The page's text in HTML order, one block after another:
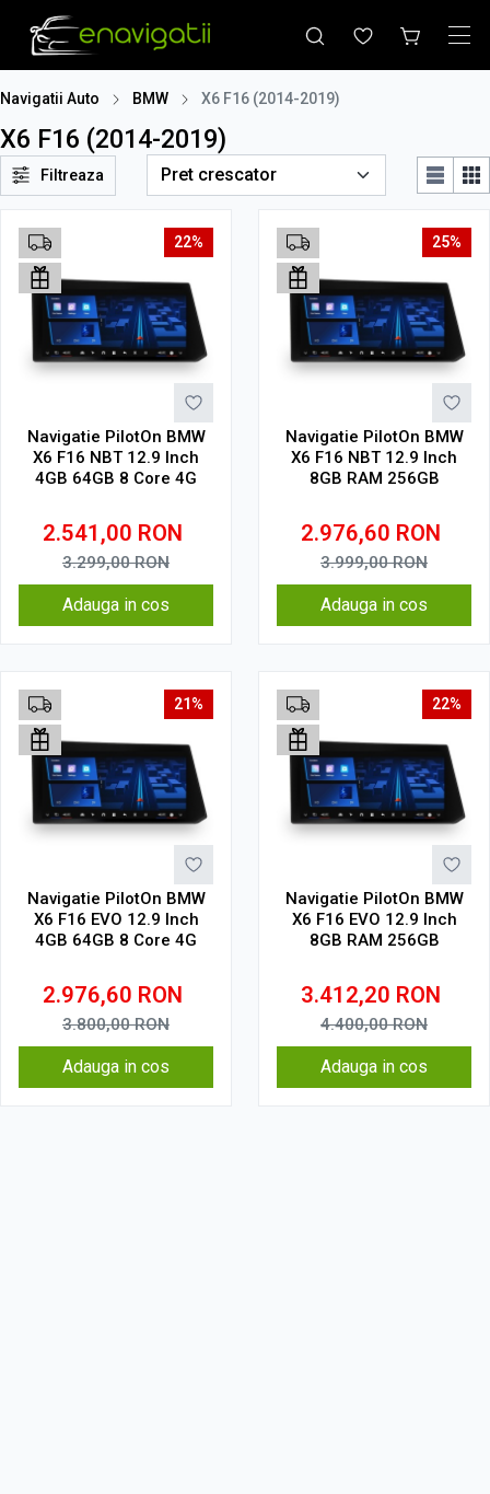
Navigatii Auto BMW X6 F16 (2014-2019)
X6 F16 (2014-2019)
Filtreaza
22%
Navigatie PilotOn BMW
X6 F16 NBT 12.9 Inch
4GB 64GB 8 Core 4G
2.541,00 RON
3.299,00RON
Adauga in cos
25%
Navigatie PilotOn BMW
X6 F16 NBT 12.9 Inch
8GB RAM 256GB
2.976,60 RON
3.999,00RON
Adauga in cos
21%
Navigatie PilotOn BMW
X6 F16 EVO 12.9 Inch
4GB 64GB 8 Core 4G
2.976,60 RON
3.800,00RON
Adauga in cos
22%
Navigatie PilotOn BMW
X6 F16 EVO 12.9 Inch
8GB RAM 256GB
3.412,20 RON
4.400,00RON
Adauga in cos